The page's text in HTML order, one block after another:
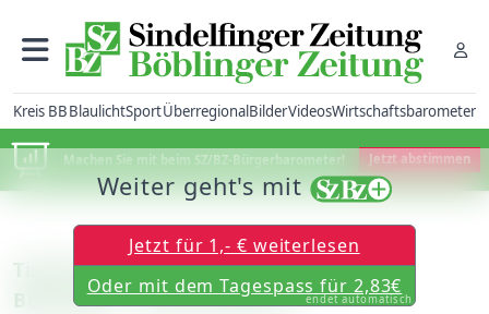
Kreis BBBlaulichtSportÜberregionalBilderVideosWirtschaftsbarometer
Machen Sie mit beim SZ/BZ-Bürgerbarometer! Jetzt abstimmen
Tischtennis – Bundesliga, Frauen: SV
Böblingen – Bad Driburg 6:1
Weiter geht's mit
Jetzt für 1,- € weiterlesen
Oder mit dem Tagespass für 2,83€
endet automatisch